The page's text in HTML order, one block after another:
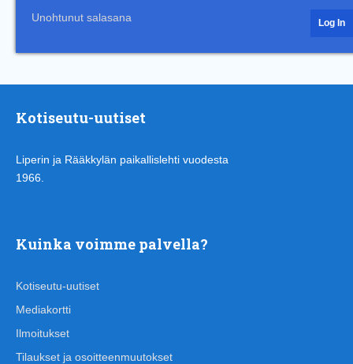
Unohtunut salasana
Kotiseutu-uutiset
Liperin ja Rääkkylän paikallislehti vuodesta
1966.
Kuinka voimme palvella?
Kotiseutu-uutiset
Mediakortti
Ilmoitukset
Tilaukset ja osoitteenmuutokset